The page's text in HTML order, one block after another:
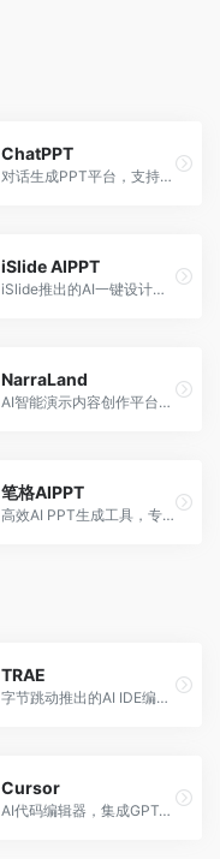
ChatPPT
对话生成PPT平台，支持自然语言交互创作。面向职场人士和教育工作者，通过对话方式完成PPT制作，交互体验友好，创作过程直观。
iSlide AIPPT
iSlide推出的AI一键设计精美PPT工具。面向PPT设计用户，提供模板库、内容生成、设计优化等服务，与iSlide插件深度整合。
NarraLand
AI智能演示内容创作平台，专注于叙事演示。面向内容创作者，提供故事创作、演示生成、动画设计等服务，演示内容生动有趣。
笔格AIPPT
高效AI PPT生成工具，专注于演示文稿智能创作。面向职场人士，支持主题输入、内容生成、设计美化等功能，PPT制作效率高。
TRAE
字节跳动推出的AI IDE编程工具，深度集成大模型能力。面向开发者，提供智能代码补全、代码解释、重构优化等服务，编程效率显著提升。
Cursor
AI代码编辑器，集成GPT-4模型，专注于智能编程辅助。面向开发者，提供代码生成、代码解释、错误修复等服务，编程体验流畅，开发效率高。